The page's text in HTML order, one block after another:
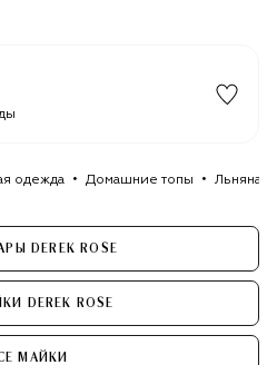
одежда Домашние топы Льняная
DEREK ROSE
DEREK ROSE
МАЙКИ